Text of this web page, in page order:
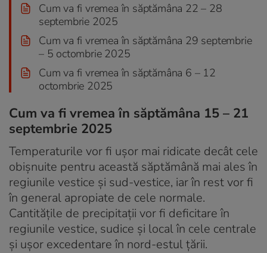
Cum va fi vremea în săptămâna 22 – 28
septembrie 2025
Cum va fi vremea în săptămâna 29 septembrie
– 5 octombrie 2025
Cum va fi vremea în săptămâna 6 – 12
octombrie 2025
Cum va fi vremea în săptămâna 15 – 21
septembrie 2025
Temperaturile vor fi ușor mai ridicate decât cele
obișnuite pentru această săptămână mai ales în
regiunile vestice și sud-vestice, iar în rest vor fi
în general apropiate de cele normale.
Cantitățile de precipitații vor fi deficitare în
regiunile vestice, sudice și local în cele centrale
și ușor excedentare în nord-estul țării.